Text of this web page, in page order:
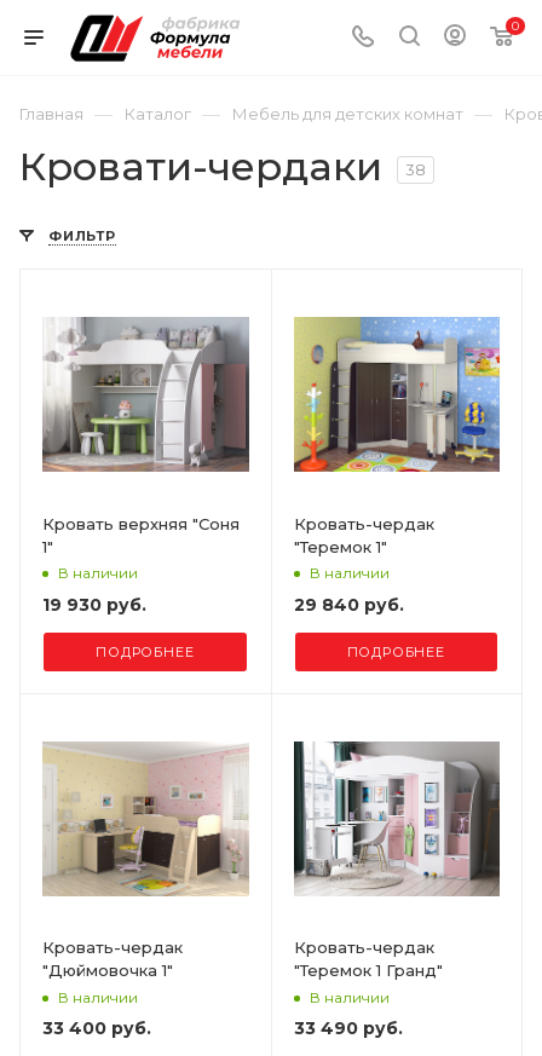
0
Главная — Каталог — Мебель для детских комнат —
Кровати-чердаки 38
ФИЛЬТР
Кровать верхняя "Соня
1"
В наличии
19 930 руб.
ПОДРОБНЕЕ
Кровать-чердак
"Теремок 1"
В наличии
29 840 руб.
ПОДРОБНЕЕ
Кровать-чердак
"Дюймовочка 1"
В наличии
33 400 руб.
Кровать-чердак
"Теремок 1 Гранд"
В наличии
33 490 руб.